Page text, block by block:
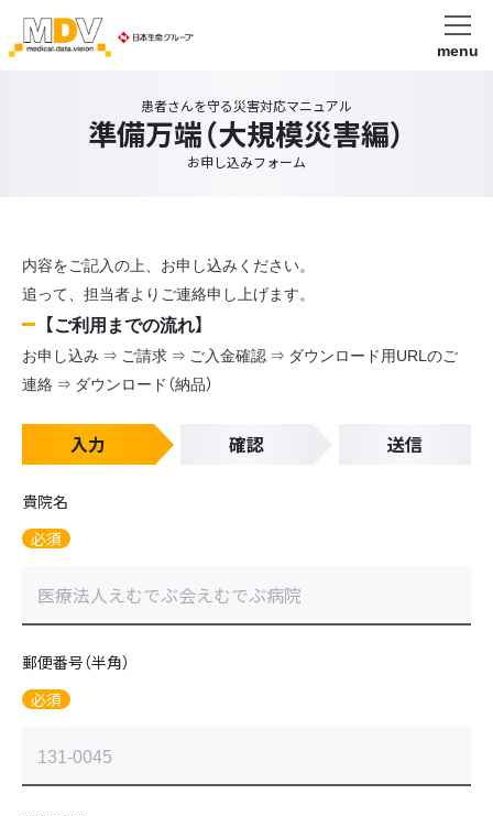
menu
患者さんを守る災害対応マニュアル
準備万端（大規模災害編）
お申し込みフォーム
内容をご記入の上、お申し込みください。
追って、担当者よりご連絡申し上げます。
【ご利用までの流れ】
お申し込み ⇒ ご請求 ⇒ ご入金確認 ⇒ ダウンロード用URLのご
連絡 ⇒ ダウンロード（納品）
入力 確認 送信
貴院名
必須
郵便番号（半角）
必須